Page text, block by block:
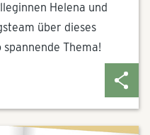
Helena und
über dieses
Thema!